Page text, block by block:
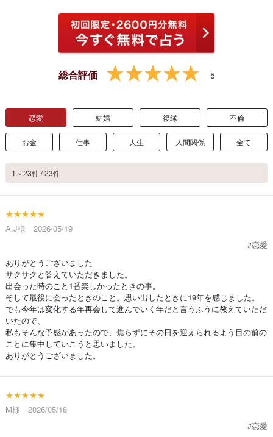
総合評価 5
恋愛 結婚 復縁 不倫
お金 仕事 人生 人間関係 全て
1～23件 / 23件
★★★★★
A.J様 2026/05/19
#恋愛
ありがとうございました
サクサクと答えていただきました。
出会った時のこと1番楽しかったときの事。
そして最後に会ったときのこと。思い出したときに19年を感じました。
でも今年は変化する年再会して進んでいく年だと言うふうに教えていただ
いたので、
私もそんな予感があったので、焦らずにその日を迎えられるよう目の前の
ことに集中していこうと思いました。
ありがとうございました。
★★★★★
M様 2026/05/18
#恋愛